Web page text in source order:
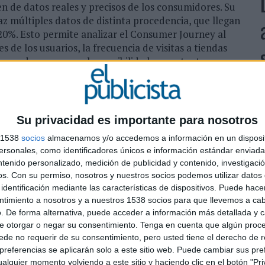
Su privacidad es importante para nosotros
socios almacenamos y/o accedemos a información en un
como identificadores únicos e información estándar
personalizado, medición de publicidad y contenido,
Con su permiso, nosotros y nuestros socios podemos utilizar datos
mediante las características de dispositivos. Puede
a nosotros y a nuestros 1538 socios para que llevemos a
De forma alternativa, puede acceder a información más detallada y
otorgar o negar su consentimiento. Tenga en cuenta que algún
no requerir de su consentimiento, pero usted tiene el derecho de
se aplicarán solo a este sitio web. Puede cambiar sus
momento volviendo a este sitio y haciendo clic en el botón
datos reales y precisos de los consumidores. Su
múltiples datos de distinta procedencia, que llegan
Esto permite analizar el Consumer Journey al
de los usuarios, la frecuencia de visitas a tiendas
de consumo... las posibilidades son tantas como
de M&C Saatchi con el respaldo de la firma
Gracias a esta colaboración, la herramienta se
fuentes de información de terceros, como
publicitarias o compañías de software. En ese
factores que utiliza para, a través de la definición
sobre comportamientos offline, como
con otros datos de índole cualitativa o declarativa
de 100 fuentes, tanto online como offline, y las
informaciones sobre grupos de audiencias
de negocio establecidas previamente para
imagen exhaustiva solo de lo que interesa. La